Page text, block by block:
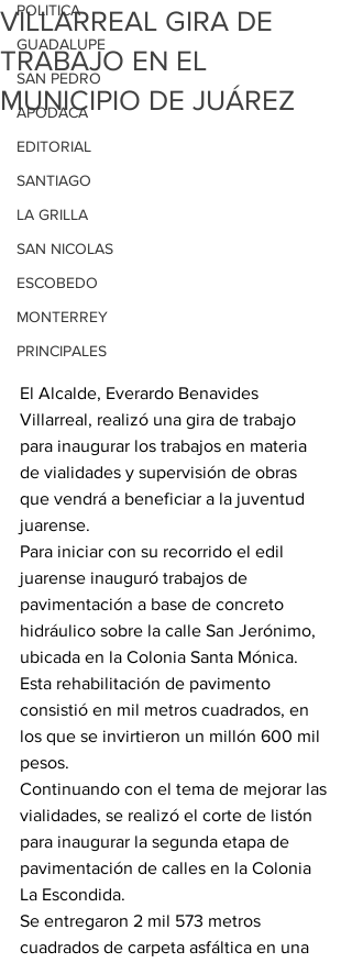
POLITICA
GUADALUPE
SAN PEDRO
APODACA
EDITORIAL
SANTIAGO
LA GRILLA
SAN NICOLAS
ESCOBEDO
MONTERREY
PRINCIPALES
VILLARREAL GIRA DE
TRABAJO EN EL
MUNICIPIO DE JUÁREZ
El Alcalde, Everardo Benavides
Villarreal, realizó una gira de trabajo
para inaugurar los trabajos en materia
de vialidades y supervisión de obras
que vendrá a beneficiar a la juventud
juarense.
Para iniciar con su recorrido el edil
juarense inauguró trabajos de
pavimentación a base de concreto
hidráulico sobre la calle San Jerónimo,
ubicada en la Colonia Santa Mónica.
Esta rehabilitación de pavimento
consistió en mil metros cuadrados, en
los que se invirtieron un millón 600 mil
pesos.
Continuando con el tema de mejorar las
vialidades, se realizó el corte de listón
para inaugurar la segunda etapa de
pavimentación de calles en la Colonia
La Escondida.
Se entregaron 2 mil 573 metros
cuadrados de carpeta asfáltica en una